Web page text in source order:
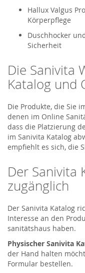
Hallux Valgus
Körperpflege
Duschhocker
Sicherheit
Die Sanivita
Katalog und
Die Produkte, die Sie
denen im Online
dass die Platzierung
im Sanivita Katalog
empfiehlt es sich, die
Der Sanivita
zugänglich
Der Sanivita Katalog
Interesse an den
sanitätshaus haben.
Physischer Sanivita
der Hand halten
Formular bestellen.